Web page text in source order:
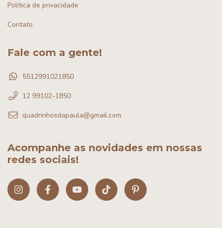
Política de privacidade
Contato
Fale com a gente!
5512991021850
12 99102-1850
quadrinhosdapaula@gmail.com
Acompanhe as novidades em nossas
redes sociais!